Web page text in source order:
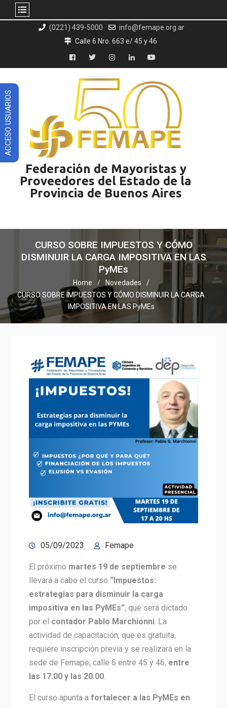
(0221) 439-5000
info@femape.org.ar
Calle 6 Nro. 663 e/ 45 y 46
Facebook
TwitterInstagramLinkedInYouTube
Federación de Mayoristas y
Proveedores del Estado de la
Provincia de Buenos Aires
CURSO SOBRE IMPUESTOS Y CÓMO
DISMINUIR LA CARGA IMPOSITIVA EN LAS
PyMEs
Home
Novedades
CURSO SOBRE IMPUESTOS Y CÓMO DISMINUIR LA CARGA
IMPOSITIVA EN LAS PyMEs
05/09/2023 Femape
El próximo martes 19 de septiembre se
llevará a cabo el curso “Impuestos:
estrategias para disminuir la carga
impositiva en las PyMEs”, que será dictado
por el contador Pablo Marchionni. La
actividad de capacitación, que es gratuita,
requiere inscripción previa y se realizará en la
sede de Femape, calle 6 entre 45 y 46, entre
las 17.00 y las 20.00.
El curso apunta a fortalecer a las PyMEs en
ACCESO USUARIOS